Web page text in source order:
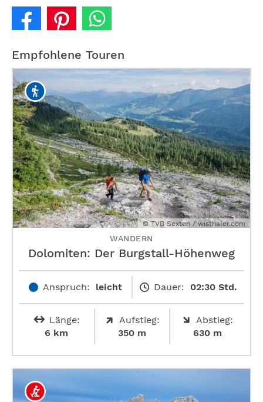
Empfohlene Touren
© TVB Sexten / wisthaler.com
WANDERN
Dolomiten: Der Burgstall-Höhenweg
Anspruch: leicht Dauer: 02:30 Std.
Länge:
6 km
Aufstieg:
350 m
Abstieg:
630 m